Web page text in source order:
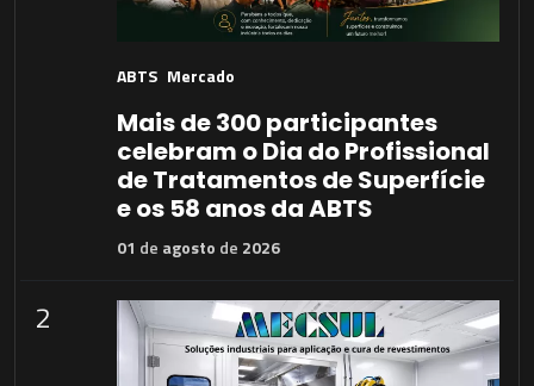
ABTS Mercado
Mais de 300 participantes
celebram o Dia do Profissional
de Tratamentos de Superfície
e os 58 anos da ABTS
01 de agosto de 2026
2